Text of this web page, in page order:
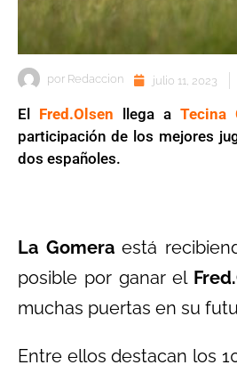
por Redaccion julio 11, 2023
El Fred.Olsen llega a Tecina
participación de los mejores
dos españoles.
La Gomeraestá
posible por ganar el
muchas puertas en su
Entre ellos destacan los